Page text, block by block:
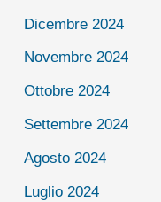
Dicembre 2024
Novembre 2024
Ottobre 2024
Settembre 2024
Agosto 2024
Luglio 2024